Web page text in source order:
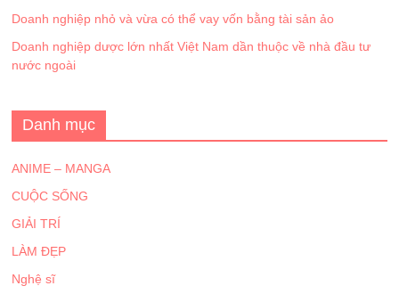
Doanh nghiệp nhỏ và vừa có thể vay vốn bằng tài sản ảo
Doanh nghiệp dược lớn nhất Việt Nam dần thuộc về nhà đầu tư
nước ngoài
Danh mục
ANIME – MANGA
CUỘC SỐNG
GIẢI TRÍ
LÀM ĐẸP
Nghệ sĩ